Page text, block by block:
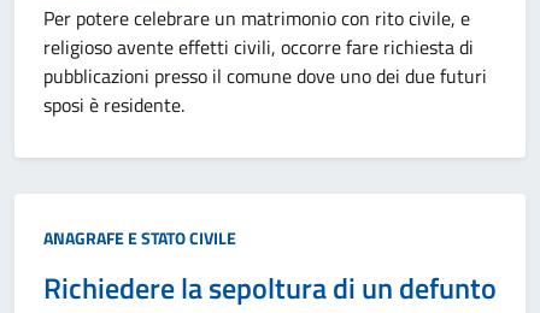
Per potere celebrare un matrimonio con rito civile, e
religioso avente effetti civili, occorre fare richiesta di
pubblicazioni presso il comune dove uno dei due futuri
sposi è residente.
Categoria:
ANAGRAFE E STATO CIVILE
Richiedere la sepoltura di un defunto